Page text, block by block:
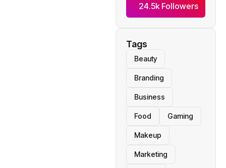
24.5k Followers
Tags
Beauty
Branding
Business
Food Gaming
Makeup
Marketing